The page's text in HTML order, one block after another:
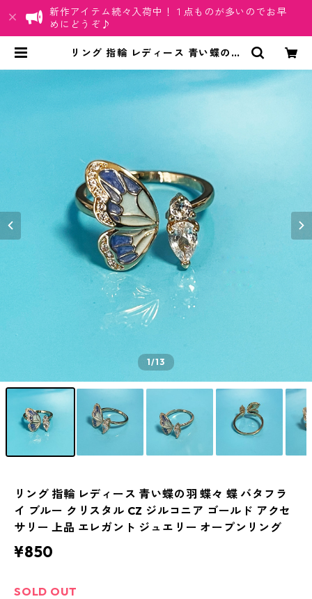
新作アイテム続々入荷中！１点ものが多いのでお早
めにどうぞ♪
リング 指輪 レディース 青い蝶の羽
ル CZ ジルコニア ゴールド アクセ
サリー 上品 エレガント ジュエリー
オープンリング | ちゅらネット「に
1/13
リング 指輪 レディース 青い蝶の羽 蝶々 蝶 バタフラ
イ ブルー クリスタル CZ ジルコニア ゴールド アクセ
サリー 上品 エレガント ジュエリー オープンリング
¥850
SOLD OUT